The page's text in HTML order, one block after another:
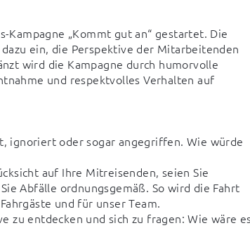
Kampagne „Kommt gut an“ gestartet. Die
ein, die Perspektive der Mitarbeitenden
wird die Kampagne durch humorvolle
und respektvolles Verhalten auf
ignoriert oder sogar angegriffen. Wie würde
auf Ihre Mitreisenden, seien Sie
Abfälle ordnungsgemäß. So wird die Fahrt
und für unser Team.
zu entdecken und sich zu fragen: Wie wäre